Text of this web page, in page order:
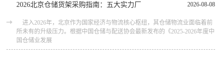
2026-08-08
2026北京仓储货架采购指南：五大实力厂
进入2026年，北京作为国家经济与物流核心枢纽，其仓储物流业面临着前
所未有的升级压力。根据中国仓储与配送协会最新发布的《2025-2026年度中
国仓储业发展